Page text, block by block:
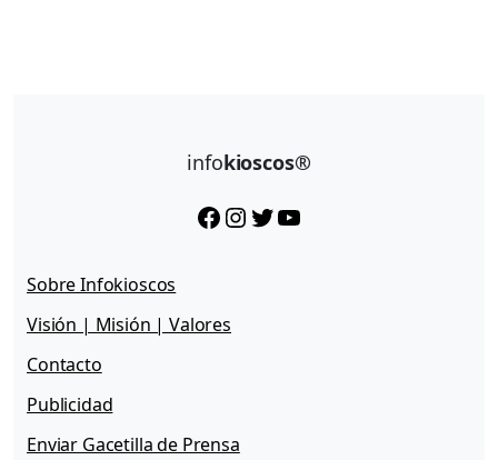
infokioscos®
Facebook InstagramTwitter YouTube
Sobre Infokioscos
Visión | Misión | Valores
Contacto
Publicidad
Enviar Gacetilla de Prensa